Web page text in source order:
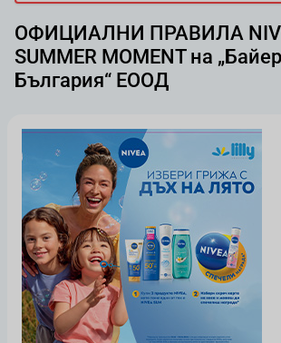
ОФИЦИАЛНИ ПРАВИЛА
SUMMER MOMENT на
България“ ЕООД